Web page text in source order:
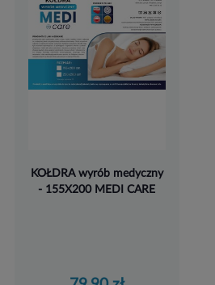
KOŁDRA wyrób medyczny
- 155X200 MEDI CARE